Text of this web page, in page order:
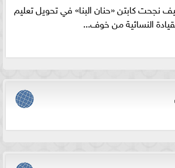
نجحت كابتن «حنان البنا» في تحويل تعليم
النسائية من خوف...